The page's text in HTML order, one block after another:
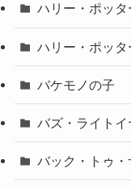
ハリー・ポッ
ハリー・ポッ
バケモノの子
バズ・ライトイ
バック・トゥ